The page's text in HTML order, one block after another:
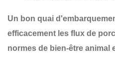
Un bon quai
efficacement les flux de
normes de bien-être animal